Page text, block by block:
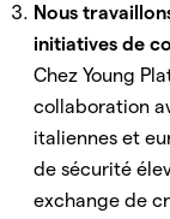
Nous
initiatives de
Chez Young
collaboration
italiennes et
de sécurité
exchange de